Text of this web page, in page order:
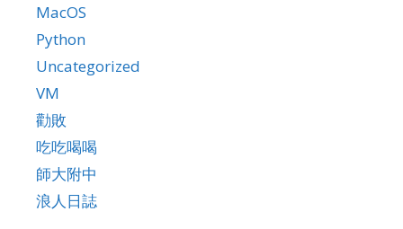
MacOS
Python
Uncategorized
VM
勸敗
吃吃喝喝
師大附中
浪人日誌